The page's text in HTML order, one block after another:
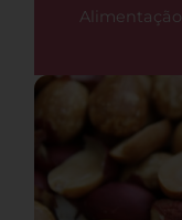
Alimentação